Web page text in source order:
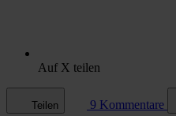
Auf X teilen
Teilen 9 Kommentare